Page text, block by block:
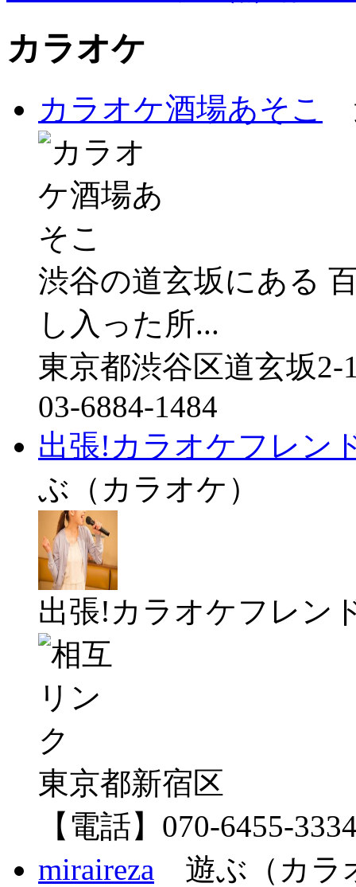
カラオケ
カラオケ酒場あそこ
渋谷の道玄坂にある
し入った所...
東京都渋谷区道玄坂2-
03-6884-1484
出張!カラオケフレン
ぶ（カラオケ）
出張!カラオケフレ
東京都新宿区
【電話】070-6455-
miraireza 遊ぶ（カラ